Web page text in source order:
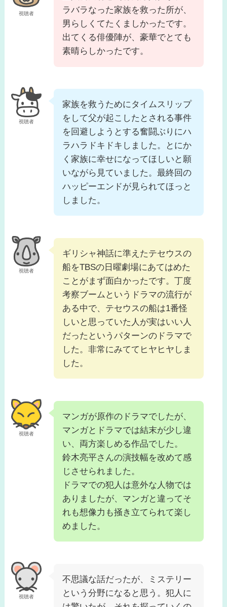
視聴者
ラバラなった家族を救った所が、
男らしくてたくましかったです。
出てくる俳優陣が、豪華でとても
素晴らしかったです。
視聴者
家族を救うためにタイムスリップ
をして父が起こしたとされる事件
を回避しようとする奮闘ぶりにハ
ラハラドキドキしました。とにか
く家族に幸せになってほしいと願
いながら見ていました。最終回の
ハッピーエンドが見られてほっと
しました。
視聴者
ギリシャ神話に準えたテセウスの
船をTBSの日曜劇場にあてはめた
ことがまず面白かったです。丁度
考察ブームというドラマの流行が
ある中で、テセウスの船は1番怪
しいと思っていた人が実はいい人
だったというパターンのドラマで
した。非常にみててヒヤヒヤしま
した。
視聴者
マンガが原作のドラマでしたが、
マンガとドラマでは結末が少し違
い、両方楽しめる作品でした。
鈴木亮平さんの演技幅を改めて感
じさせられました。
ドラマでの犯人は意外な人物では
ありましたが、マンガと違ってそ
れも想像力も掻き立てられて楽し
めました。
視聴者
不思議な話だったが、ミステリー
という分野になると思う。犯人に